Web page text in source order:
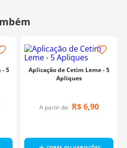
- 5
Aplicação de Cetim Leme - 5
Apliques
A partir de: R$ 6,90